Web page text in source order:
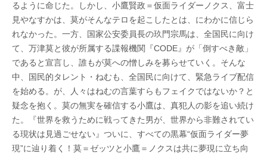
るように命じた。しかし、小鷹賢政＝仮面ライダーノクス、富士
見やなすかは、莫がそんなテロを起こしたとは、にわかに信じら
れなかった。一方、国家公安委員長の玖門宗馬は、全国民に向け
て、万津莫と彼が所属する諜報機関『CODE』が「倒すべき敵」
であると宣言し、誰もが莫への憎しみを募らせていく。そんな
中、国民的タレント・ねむも、全国民に向けて、緊急ライブ配信
を始める。が、人々はねむの言葉すらもフェイクではないか？と
疑念を抱く。莫の無実を確信する小鷹は、真犯人の影を追い続け
た。『世界を救うために戦ってきた男が、世界から非難されてい
る現状は見過ごせない』ついに、すべての黒幕“仮面ライダー夢
現”に辿り着く！莫＝ゼッツと小鷹＝ノクスは共に夢現に立ち向